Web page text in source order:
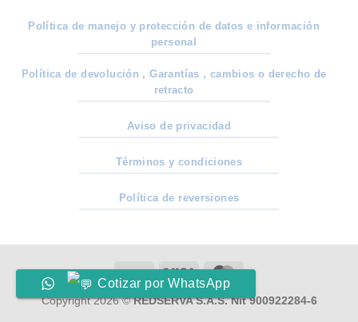
Política de manejo y protección de datos e información
personal
Política de devolución , Garantías , cambios o derecho de
retracto
Aviso de privacidad
Términos y condiciones
Política de reversiones
PayU Visa MasterCard
Copyright 2026 ©REDSERVA S.A.S. Nit 900922284-6
Cotizar por WhatsApp